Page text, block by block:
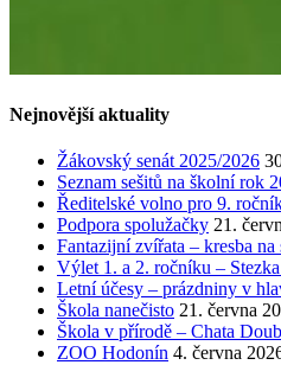
Nejnovější aktuality
Žákovský senát 2025/2026
Seznam sešitů na školní rok
Ředitelské volno pro 9.
Podpora spolužačky 21.
Fantazijní zvířata – kresba na
Výlet 1. a 2. ročníku –
Letní účesy – prázdniny v
Škola nanečisto 21. června
Škola v přírodě – Chata
ZOO Hodonín 4. června